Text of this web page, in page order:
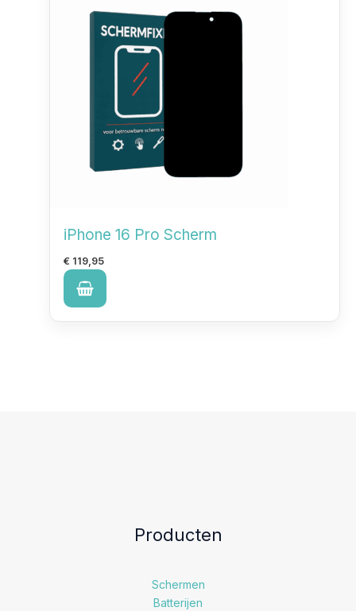
iPhone 16 Pro Scherm
€ 119,95
Producten
Schermen
Batterijen